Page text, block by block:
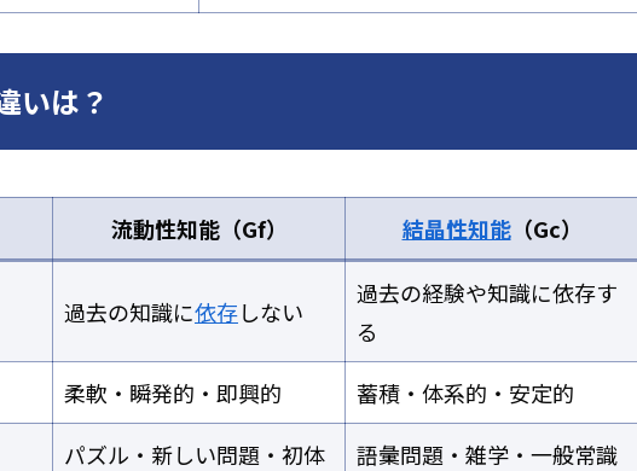
いは？
流動性知能（Gf） 結晶性知能（Gc）
過去の知識に依存しない
過去の経験や知識に依存す
る
柔軟・瞬発的・即興的 蓄積・体系的・安定的
パズル・新しい問題・初体
語彙問題・雑学・一般常識